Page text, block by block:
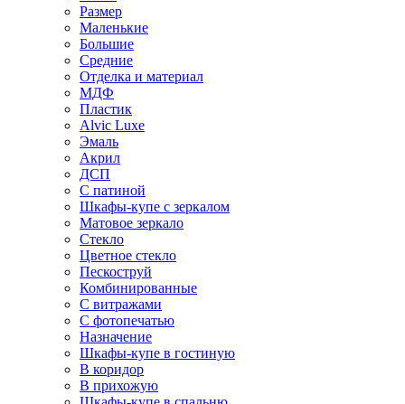
Размер
Маленькие
Большие
Средние
Отделка и материал
МДФ
Пластик
Alvic Luxe
Эмаль
Акрил
ДСП
С патиной
Шкафы-купе с зеркалом
Матовое зеркало
Стекло
Цветное стекло
Пескоструй
Комбинированные
С витражами
С фотопечатью
Назначение
Шкафы-купе в гостиную
В коридор
В прихожую